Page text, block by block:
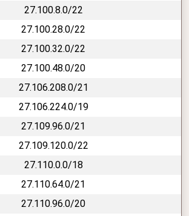
27.100.8.0/22
27.100.28.0/22
27.100.32.0/22
27.100.48.0/20
27.106.208.0/21
27.106.224.0/19
27.109.96.0/21
27.109.120.0/22
27.110.0.0/18
27.110.64.0/21
27.110.96.0/20